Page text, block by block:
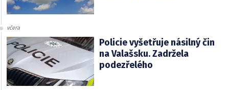
včera
Policie vyšetřuje násilný čin
na Valašsku. Zadržela
podezřelého